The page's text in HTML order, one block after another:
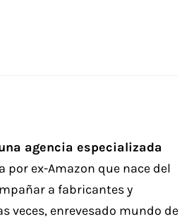
agencia especializada
por ex-Amazon que nace del
a fabricantes y
veces, enrevesado mundo de